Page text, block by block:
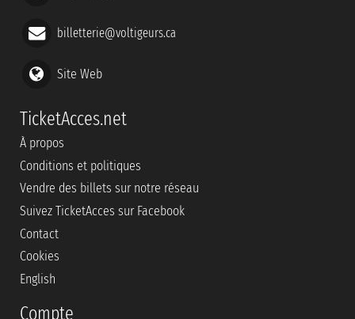
billetterie@voltigeurs.ca
Site Web
TicketAcces.net
À propos
Conditions et politiques
Vendre des billets sur notre réseau
Suivez TicketAcces sur Facebook
Contact
Cookies
English
Compte